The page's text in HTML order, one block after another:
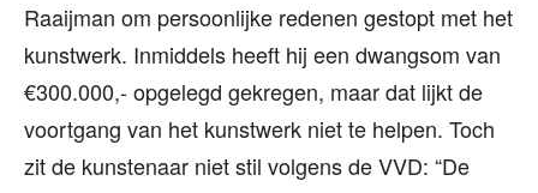
Raaijman om persoonlijke redenen gestopt met het
kunstwerk. Inmiddels heeft hij een dwangsom van
€300.000,- opgelegd gekregen, maar dat lijkt de
voortgang van het kunstwerk niet te helpen. Toch
zit de kunstenaar niet stil volgens de VVD: “De